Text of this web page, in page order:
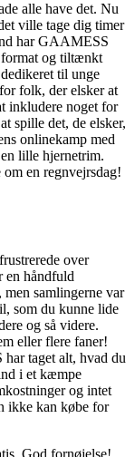
alle have det. Nu
ville tage dig timer
har GAAMESS
format og tiltænkt
til unge
folk, der elsker at
inkludere noget for
spille det, de elsker,
onlinekamp med
lille hjernetrim.
en regnvejrsdag!
over
en håndfuld
samlingerne var
som du kunne lide
og så videre.
eller flere faner!
taget alt, hvad du
i et kæmpe
og intet
ikke kan købe for
God fornøjelse!